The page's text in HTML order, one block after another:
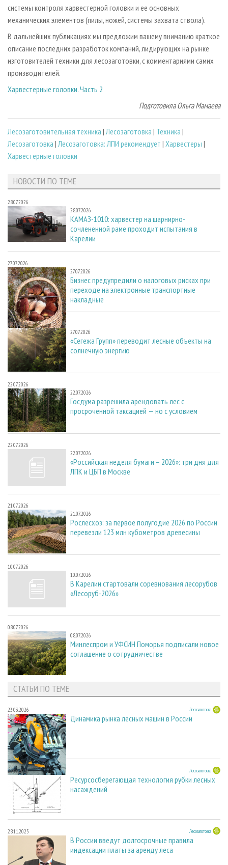
системы контроля харвестерной головки и ее основных
механических элементов (пилы, ножей, системы захвата ствола).
В дальнейших публикациях мы предложим вашему вниманию краткое
описание последних разработок компаний, лидирующих на рынке
изготовителей техники для лесозаготовки, с комментариями самих
производителей.
Харвестерные головки. Часть 2
Подготовила Ольга Мамаева
Лесозаготовительная техника | Лесозаготовка | Техника |
Лесозаготовка | Лесозаготовка: ЛПИ рекомендует | Харвестеры |
Харвестерные головки
НОВОСТИ ПО ТЕМЕ
28.07.2026
28.07.2026
КАМАЗ-1010: харвестер на шарнирно-
сочлененной раме проходит испытания в
Карелии
27.07.2026
27.07.2026
Бизнес предупредили о налоговых рисках при
переходе на электронные транспортные
накладные
27.07.2026
27.07.2026
«Сегежа Групп» переводит лесные объекты на
солнечную энергию
22.07.2026
22.07.2026
Госдума разрешила арендовать лес с
просроченной таксацией — но с условием
22.07.2026
22.07.2026
«Российская неделя бумаги – 2026»: три дня для
ЛПК и ЦБП в Москве
21.07.2026
21.07.2026
Рослесхоз: за первое полугодие 2026 по России
перевезли 123 млн кубометров древесины
10.07.2026
10.07.2026
В Карелии стартовали соревнования лесорубов
«Лесоруб-2026»
08.07.2026
08.07.2026
Минлеспром и УФСИН Поморья подписали новое
соглашение о сотрудничестве
СТАТЬИ ПО ТЕМЕ
23.03.2026 Лесозаготовка
Динамика рынка лесных машин в России
23.03.2026 Лесозаготовка
Ресурсосберегающая технология рубки лесных
насаждений
28.11.2025 Лесозаготовка
В России введут долгосрочные правила
индексации платы за аренду леса